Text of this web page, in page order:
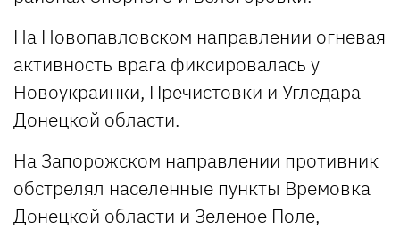
На Новопавловском направлении огневая
активность врага фиксировалась у
Новоукраинки, Пречистовки и Угледара
Донецкой области.
На Запорожском направлении противник
обстрелял населенные пункты Времовка
Донецкой области и Зеленое Поле,